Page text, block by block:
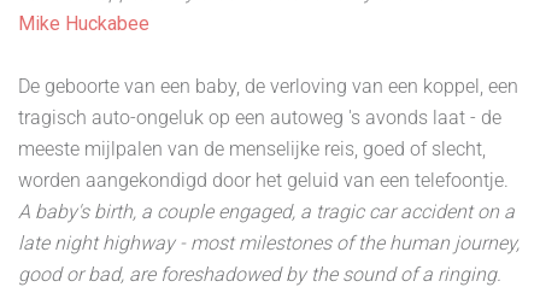
Mike Huckabee
De geboorte van een baby, de verloving van een koppel, een
tragisch auto-ongeluk op een autoweg 's avonds laat - de
meeste mijlpalen van de menselijke reis, goed of slecht,
worden aangekondigd door het geluid van een telefoontje.
A baby's birth, a couple engaged, a tragic car accident on a
late night highway - most milestones of the human journey,
good or bad, are foreshadowed by the sound of a ringing.